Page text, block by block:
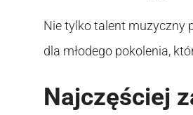
Nie tylko talent muzyczny
dla młodego pokolenia,
Najczęściej